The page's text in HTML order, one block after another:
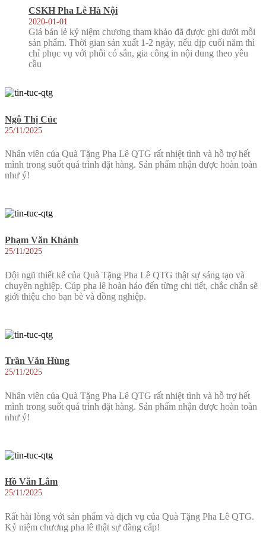
CSKH Pha Lê Hà Nội
2020-01-01
Giá bán lẻ kỷ niệm chương tham khảo đã được ghi dưới mỗi
sản phẩm. Thời gian sản xuất 1-2 ngày, nếu dịp cuối năm thì
chỉ phục vụ với phôi có sẵn, gia công in nội dung theo yêu
cầu
Ngô Thị Cúc
25/11/2025
Nhân viên của Quà Tặng Pha Lê QTG rất nhiệt tình và hỗ trợ hết
mình trong suốt quá trình đặt hàng. Sản phẩm nhận được hoàn toàn
như ý!
Phạm Văn Khánh
25/11/2025
Đội ngũ thiết kế của Quà Tặng Pha Lê QTG thật sự sáng tạo và
chuyên nghiệp. Cúp pha lê hoàn hảo đến từng chi tiết, chắc chắn sẽ
giới thiệu cho bạn bè và đồng nghiệp.
Trần Văn Hùng
25/11/2025
Nhân viên của Quà Tặng Pha Lê QTG rất nhiệt tình và hỗ trợ hết
mình trong suốt quá trình đặt hàng. Sản phẩm nhận được hoàn toàn
như ý!
Hồ Văn Lâm
25/11/2025
Rất hài lòng với sản phẩm và dịch vụ của Quà Tặng Pha Lê QTG.
Kỷ niệm chương pha lê thật sự đẳng cấp!